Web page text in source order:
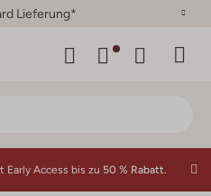
Early Access bis zu 50 % Rabatt.